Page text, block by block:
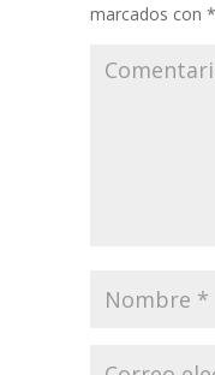
marcados con *